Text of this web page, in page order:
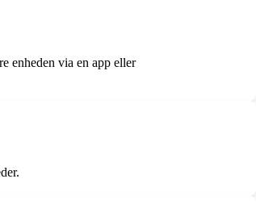
enheden via en app eller